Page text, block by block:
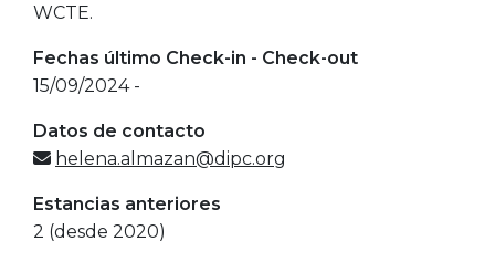
WCTE.
Fechas último Check-in - Check-out
15/09/2024 -
Datos de contacto
helena.almazan@dipc.org
Estancias anteriores
2 (desde 2020)